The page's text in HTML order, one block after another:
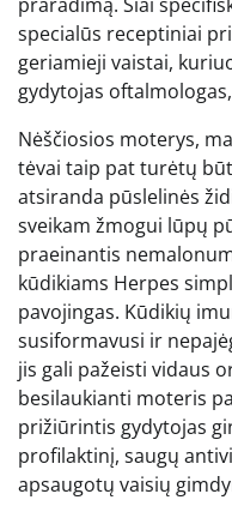
praradimą. Šiai
specialūs receptiniai
geriamieji vaistai,
gydytojas
Nėščiosios moterys,
tėvai taip pat turėtų
atsiranda pūslelinės
sveikam žmogui lūpų
praeinantis
kūdikiams Herpes
pavojingas. Kūdikių
susiformavusi ir
jis gali pažeisti vidaus
besilaukianti moteris
prižiūrintis gydytojas
profilaktinį, saugų
apsaugotų vaisių